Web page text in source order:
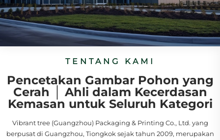
TENTANG KAMI
Pencetakan Gambar Pohon yang
Cerah │ Ahli dalam Kecerdasan
Kemasan untuk Seluruh Kategori
Vibrant tree (Guangzhou) Packaging & Printing Co., Ltd. yang
berpusat di Guangzhou, Tiongkok sejak tahun 2009, merupakan